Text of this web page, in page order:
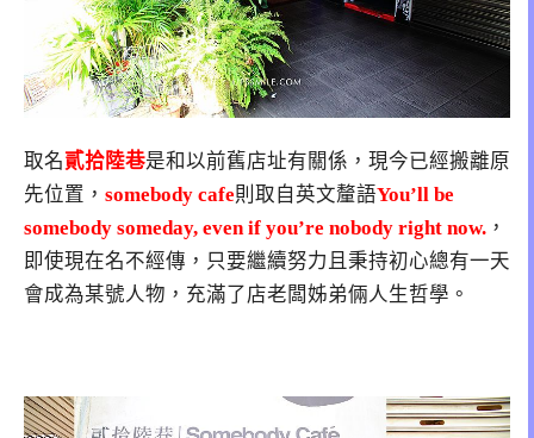
取名貳拾陸巷是和以前舊店址有關係，現今已經搬離原
先位置， somebody cafe則取自英文釐語You’ll be
somebody someday, even if you’re nobody right now. ，
即使現在名不經傳，只要繼續努力且秉持初心總有一天
會成為某號人物，充滿了店老闆姊弟倆人生哲學。